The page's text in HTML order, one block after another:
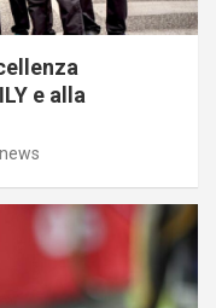
e alla